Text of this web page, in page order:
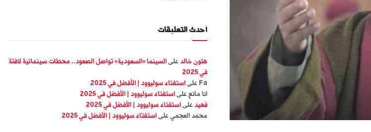
أحدث التعليقات
هتون خالد على السينما «السعودية» تواصل الصعود.. محطات سينمائية لافتة
في 2025
Fa على استفتاء سوليوود | الأفضل في 2025
انا مانع على استفتاء سوليوود | الأفضل في 2025
فهيد على استفتاء سوليوود | الأفضل في 2025
محمد العجمي على استفتاء سوليوود | الأفضل في 2025